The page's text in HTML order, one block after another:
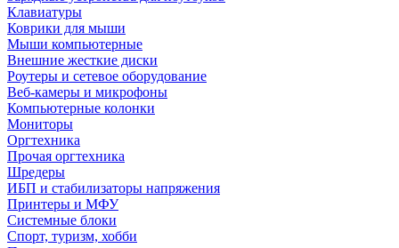
Клавиатуры
Коврики для мыши
Мыши компьютерные
Внешние жесткие диски
Роутеры и сетевое оборудование
Веб-камеры и микрофоны
Компьютерные колонки
Мониторы
Оргтехника
Прочая оргтехника
Шредеры
ИБП и стабилизаторы напряжения
Принтеры и МФУ
Системные блоки
Спорт, туризм, хобби